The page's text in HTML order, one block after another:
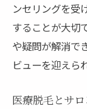
ンセリングを受
することが大切
や疑問が解消で
ビューを迎えら
医療脱毛とサ